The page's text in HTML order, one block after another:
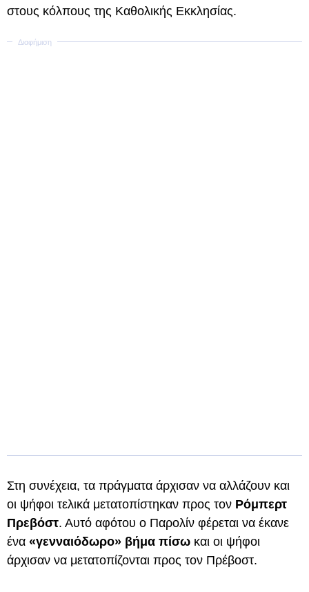
στους κόλπους της Καθολικής Εκκλησίας.
Στη συνέχεια, τα πράγματα άρχισαν να αλλάζουν και
οι ψήφοι τελικά μετατοπίστηκαν προς τον Ρόμπερτ
Πρεβόστ. Αυτό αφότου ο Παρολίν φέρεται να έκανε
ένα «γενναιόδωρο» βήμα πίσω και οι ψήφοι
άρχισαν να μετατοπίζονται προς τον Πρέβοστ.